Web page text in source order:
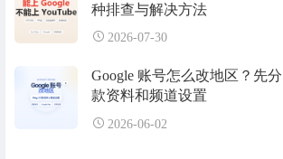
种排查与解决方法
2026-07-30
Google 账号怎么改地区？先
款资料和频道设置
2026-06-02